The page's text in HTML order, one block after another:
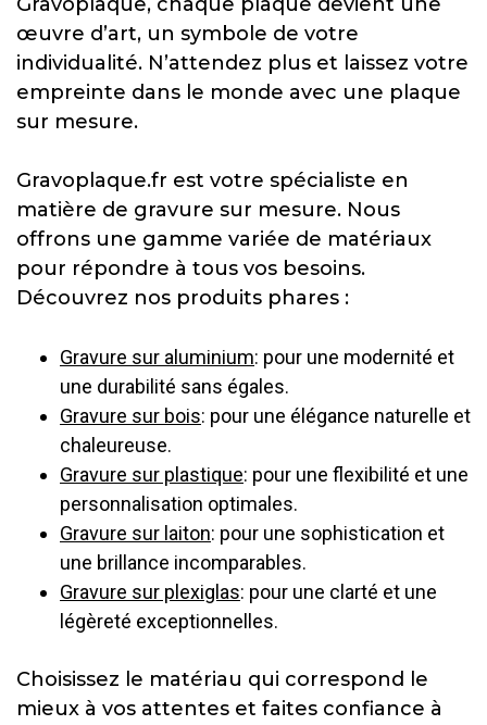
œuvre d’art, un symbole de votre
individualité. N’attendez plus et laissez votre
empreinte dans le monde avec une plaque
sur mesure.
Gravoplaque.fr est votre spécialiste en
matière de gravure sur mesure. Nous
offrons une gamme variée de matériaux
pour répondre à tous vos besoins.
Découvrez nos produits phares :
Gravure sur aluminium: pour une modernité et
une durabilité sans égales.
Gravure sur bois: pour une élégance naturelle et
chaleureuse.
Gravure sur plastique: pour une flexibilité et une
personnalisation optimales.
Gravure sur laiton: pour une sophistication et
une brillance incomparables.
Gravure sur plexiglas: pour une clarté et une
légèreté exceptionnelles.
Choisissez le matériau qui correspond le
mieux à vos attentes et faites confiance à